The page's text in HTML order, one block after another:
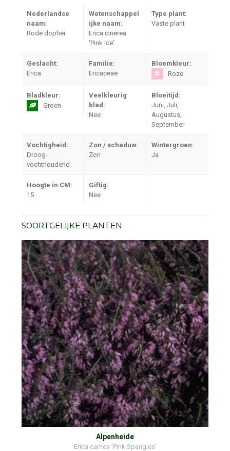
Nederlandse
naam:
Rode dophei
Wetenschappel
ijke naam:
Erica cinerea
'Pink Ice'
Type plant:
Vaste plant
Geslacht:
Erica
Familie:
Ericaceae
Bloemkleur:
Roze
Bladkleur:
Groen
Veelkleurig
blad:
Nee
Bloeitijd:
Juni, Juli,
Augustus,
September
Vochtigheid:
Droog-
vochthoudend
Zon / schaduw:
Zon
Wintergroen:
Ja
Hoogte in CM:
15
Giftig:
Nee
SOORTGELIJKE PLANTEN
Alpenheide
Erica carnea 'Pink Spangles'